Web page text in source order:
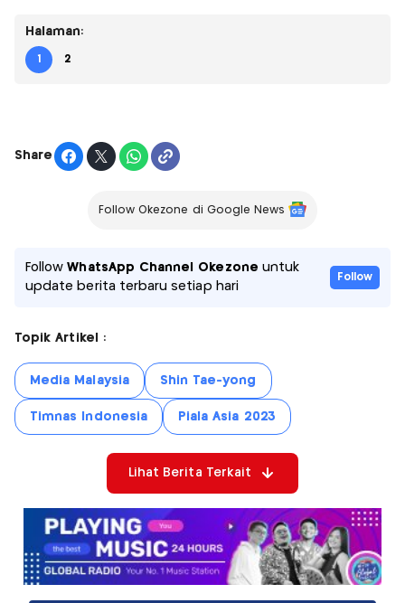
Halaman:
1 2
Share
Follow Okezone di Google News
FollowWhatsApp Channel Okezone untuk
update berita terbaru setiap hari
Follow
Topik Artikel :
Media Malaysia Shin Tae-yong
Timnas Indonesia Piala Asia 2023
Lihat Berita Terkait